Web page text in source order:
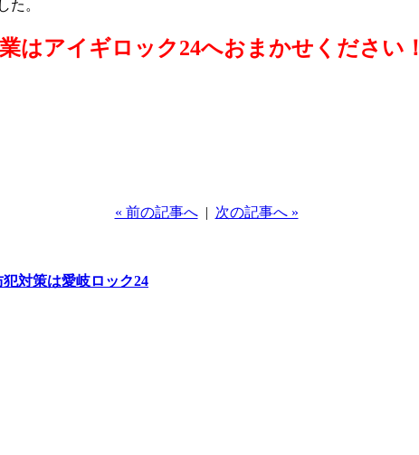
た。
はアイギロック24へおまかせください！
« 前の記事へ| 次の記事へ »
対策は愛岐ロック24